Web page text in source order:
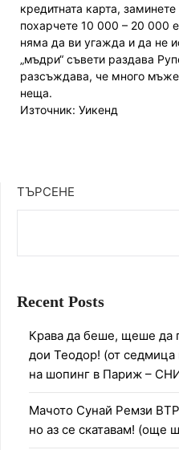
кредитната карта,
похарчете 10 000 – 20 000
няма да ви угажда и да не
„мъдри“ съвети раздава
разсъждава, че много
неща.
Източник: Уикенд
ТЪРСЕНЕ
Recent Posts
Крава да беше, щеше да
дои Теодор! (от седмица
на шопинг в Париж –
Мачото Сунай Ремзи
но аз се скатавам! (още